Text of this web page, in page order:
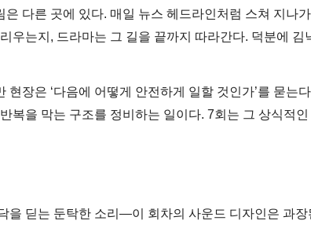
다른 곳에 있다. 매일 뉴스 헤드라인처럼 스쳐 지나
우는지, 드라마는 그 길을 끝까지 따라간다. 덕분에 김
장은 ‘다음에 어떻게 안전하게 일할 것인가’를 묻는다
복을 막는 구조를 정비하는 일이다. 7회는 그 상식적인
을 딛는 둔탁한 소리—이 회차의 사운드 디자인은 과장